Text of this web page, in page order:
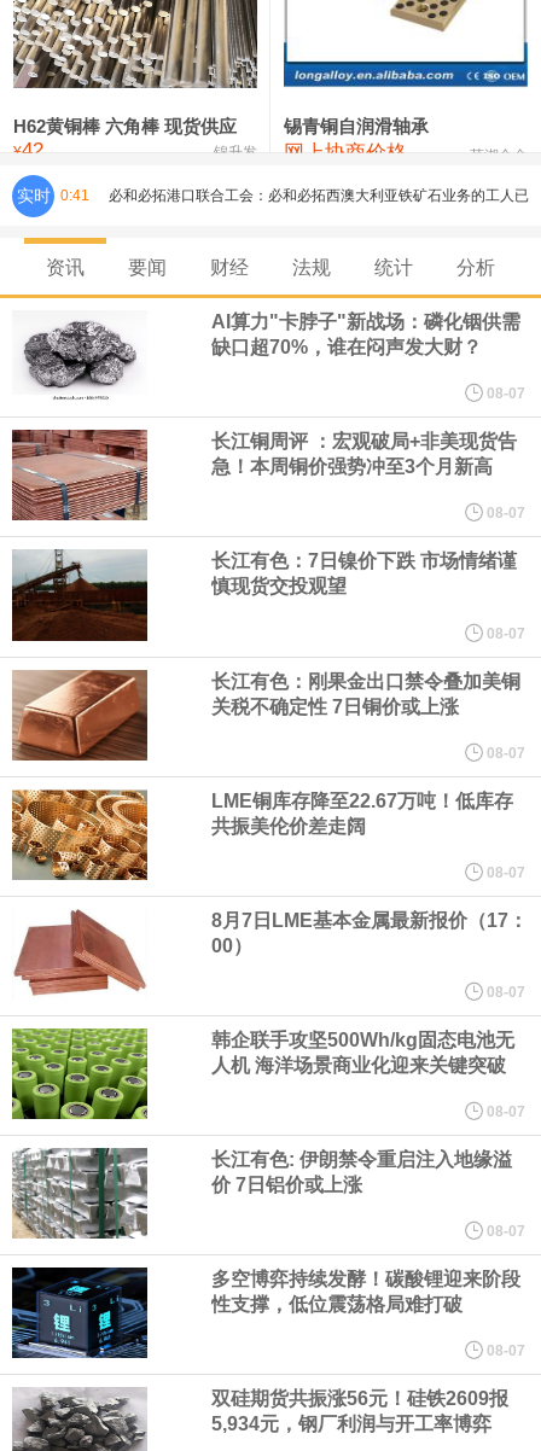
铸造铝合金锭(ZLD104) 24,300—24,500 24,400
压铸锌合金锭 26,500—26,700
氯化镍 38,300—40,300 39,300 0
H62黄铜棒 六角棒 现货供应
¥42 锦升发
锡青铜自润滑轴承
网上协商价格 芜湖合金
实时 0:41 必和必拓港口联合工会：必和必拓西澳大利亚铁矿石业务的工人已
通知，将于8月9日实施24小时停工。
8月7日，宇树科技董事长王兴兴网上路演时表示，报告期内，公司
研发费用金额分别为4,995.18万元、7,001.70万元、14,496.56万
元，最近3年复合增长率达70.36%，呈快速增长趋势，并形成多项
核心技术和知识产权。截至2026年1月31日，公司拥有262项专利权
（含境内发明专利20项）。
纽约期银日内涨4%，现报64.08美元/盎司。
宇树科技董事长、总经理兼首席技术官王兴兴在网上路演时表示，
经过多年研发创新和技术积累，公司逐步形成了包括一体化关节集
成技术、高紧凑度机器人身体集成技术、机器人激光雷达全自研核
心技术等多项已商业化应用的核心技术并已应用于公司的高性能通
用人形机器人、四足机器人等产品。
美国总统特朗普6日否认他对国防部长赫格塞思不满，称对赫格塞思
所做的工作“非常满意”。特朗普在社交媒体上发帖称，一些媒体有关
他与赫格塞思就弹药短缺问题发生冲突的报道是“完全没有根据的谣
言”，他对赫格塞思所做的工作“非常满意”。
纽约期银突破64美元/盎司，日内涨3.91%。
据报道，威刚近日在法说会上表示，在需求增加、价格走高及货源
稳定的三大有利因素带动下，预期第3季度营运将优于第2季度，并
进一步扩大全年营运成果。
资讯 要闻 财经 法规 统计 分析
AI算力"卡脖子"新战场：磷化铟供需
缺口超70%，谁在闷声发大财？
08-07
长江铜周评 ：宏观破局+非美现货告
急！本周铜价强势冲至3个月新高
08-07
长江有色：7日镍价下跌 市场情绪谨
慎现货交投观望
08-07
长江有色：刚果金出口禁令叠加美铜
关税不确定性 7日铜价或上涨
08-07
LME铜库存降至22.67万吨！低库存
共振美伦价差走阔
08-07
8月7日LME基本金属最新报价（17：
00）
08-07
韩企联手攻坚500Wh/kg固态电池无
人机 海洋场景商业化迎来关键突破
08-07
长江有色: 伊朗禁令重启注入地缘溢
价 7日铝价或上涨
08-07
多空博弈持续发酵！碳酸锂迎来阶段
性支撑，低位震荡格局难打破
08-07
双硅期货共振涨56元！硅铁2609报
5,934元，钢厂利润与开工率博弈